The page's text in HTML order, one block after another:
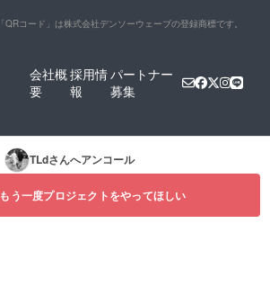
「QRコード」は株式会社デンソーウェーブの登録商標です。
会社概
要
採用情
報
パートナー
募集
TLdさんへアンコール
もう一度プロジェクトをやってほしい